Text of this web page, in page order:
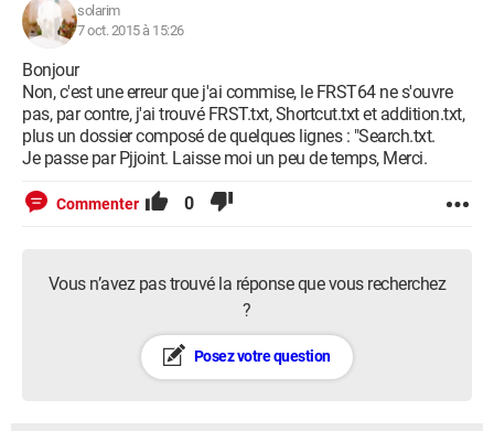
solarim
7 oct. 2015 à 15:26
Bonjour
Non, c'est une erreur que j'ai commise, le FRST64 ne s'ouvre
pas, par contre, j'ai trouvé FRST.txt, Shortcut.txt et addition.txt,
plus un dossier composé de quelques lignes : "Search.txt.
Je passe par Pjjoint. Laisse moi un peu de temps, Merci.
Commenter 0
Vous n’avez pas trouvé la réponse que vous recherchez
?
Posez votre question